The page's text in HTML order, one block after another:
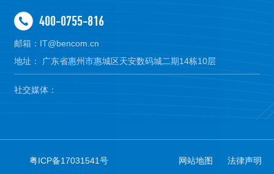
400-0755-816
邮箱：IT@bencom.cn
地址： 广东省惠州市惠城区天安数码城二期14栋10层
社交媒体：
粤ICP备17031541号 网站地图 法律声明